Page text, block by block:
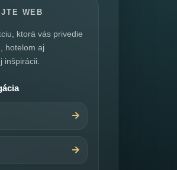
WEB
ktorá vás privedie
hotelom aj
inšpirácii.